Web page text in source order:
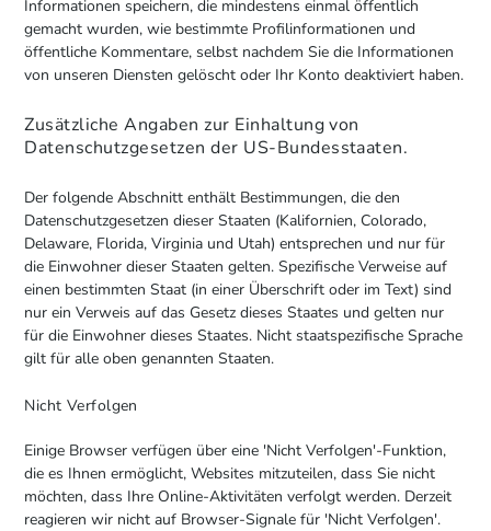
Informationen speichern, die mindestens einmal öffentlich
gemacht wurden, wie bestimmte Profilinformationen und
öffentliche Kommentare, selbst nachdem Sie die Informationen
von unseren Diensten gelöscht oder Ihr Konto deaktiviert haben.
Zusätzliche Angaben zur Einhaltung von
Datenschutzgesetzen der US-Bundesstaaten.
Der folgende Abschnitt enthält Bestimmungen, die den
Datenschutzgesetzen dieser Staaten (Kalifornien, Colorado,
Delaware, Florida, Virginia und Utah) entsprechen und nur für
die Einwohner dieser Staaten gelten. Spezifische Verweise auf
einen bestimmten Staat (in einer Überschrift oder im Text) sind
nur ein Verweis auf das Gesetz dieses Staates und gelten nur
für die Einwohner dieses Staates. Nicht staatspezifische Sprache
gilt für alle oben genannten Staaten.
Nicht Verfolgen
Einige Browser verfügen über eine 'Nicht Verfolgen'-Funktion,
die es Ihnen ermöglicht, Websites mitzuteilen, dass Sie nicht
möchten, dass Ihre Online-Aktivitäten verfolgt werden. Derzeit
reagieren wir nicht auf Browser-Signale für 'Nicht Verfolgen'.